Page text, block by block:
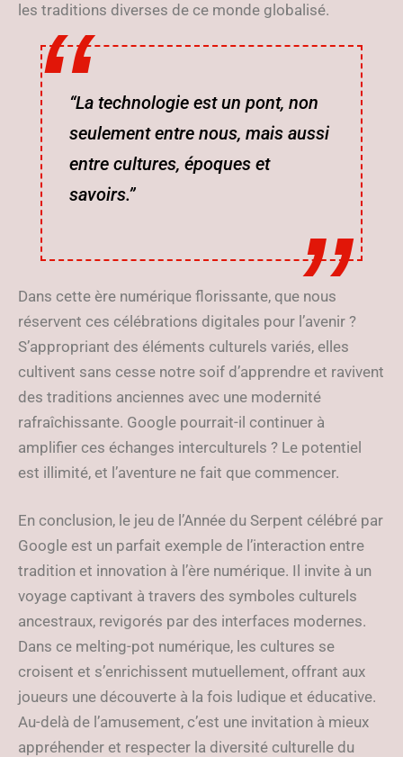
les traditions diverses de ce monde globalisé.
“La technologie est un pont, non
seulement entre nous, mais aussi
entre cultures, époques et
savoirs.”
Dans cette ère numérique florissante, que nous
réservent ces célébrations digitales pour l’avenir ?
S’appropriant des éléments culturels variés, elles
cultivent sans cesse notre soif d’apprendre et ravivent
des traditions anciennes avec une modernité
rafraîchissante. Google pourrait-il continuer à
amplifier ces échanges interculturels ? Le potentiel
est illimité, et l’aventure ne fait que commencer.
En conclusion, le jeu de l’Année du Serpent célébré par
Google est un parfait exemple de l’interaction entre
tradition et innovation à l’ère numérique. Il invite à un
voyage captivant à travers des symboles culturels
ancestraux, revigorés par des interfaces modernes.
Dans ce melting-pot numérique, les cultures se
croisent et s’enrichissent mutuellement, offrant aux
joueurs une découverte à la fois ludique et éducative.
Au-delà de l’amusement, c’est une invitation à mieux
appréhender et respecter la diversité culturelle du